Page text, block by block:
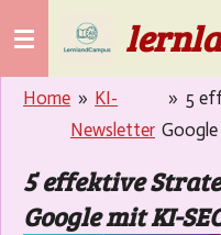
Zum
Hauptinhalt
springen
Home » KI-
Newsletter
» 5
5 effektive
Google mit KI-